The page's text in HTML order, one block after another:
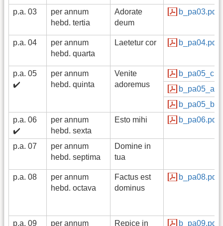
p.a. 03
per annum
hebd. tertia
Adorate
deum
b_pa03.pdf
p.a. 04
per annum
hebd. quarta
Laetetur cor b_pa04.pdf
p.a. 05
✔️
per annum
hebd. quinta
Venite
adoremus
p.a. 06
✔️
per annum
hebd. sexta
Esto mihi b_pa06.pdf
p.a. 07
per annum
hebd. septima
Domine in
tua
p.a. 08
per annum
hebd. octava
Factus est
dominus
b_pa08.pdf
p.a. 09
per annum
Repice in
b_pa09.pdf